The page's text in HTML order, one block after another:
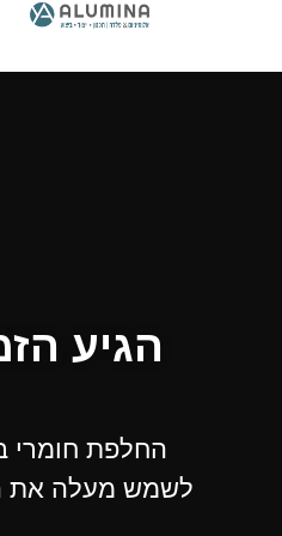
הגיע
החלפת חומרי
לשמש מעלה את